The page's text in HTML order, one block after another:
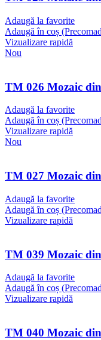
Adaugă la favorite
Adaugă în coș
Vizualizare rapidă
Nou
TM 026 Mozaic
Adaugă la favorite
Adaugă în coș
Vizualizare rapidă
Nou
TM 027 Mozaic
Adaugă la favorite
Adaugă în coș
Vizualizare rapidă
TM 039 Mozaic
Adaugă la favorite
Adaugă în coș
Vizualizare rapidă
TM 040 Mozaic